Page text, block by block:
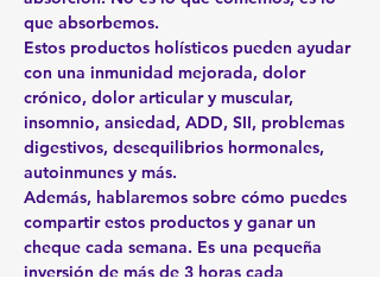
que absorbemos.
Estos productos holísticos pueden ayudar
con una inmunidad mejorada, dolor
crónico, dolor articular y muscular,
insomnio, ansiedad, ADD, SII, problemas
digestivos, desequilibrios hormonales,
autoinmunes y más.
Además, hablaremos sobre cómo puedes
compartir estos productos y ganar un
cheque cada semana. Es una pequeña
inversión de más de 3 horas cada